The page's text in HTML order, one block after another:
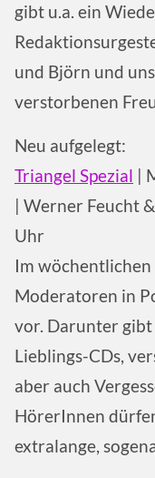
gibt u.a. ein
und Björn und
verstorbenen
Neu aufgelegt:
Triangel Spezial |
| Werner Feucht
Uhr
Im
Moderatoren in
vor. Darunter gibt
Lieblings-CDs,
aber auch
HörerInnen
extralange,